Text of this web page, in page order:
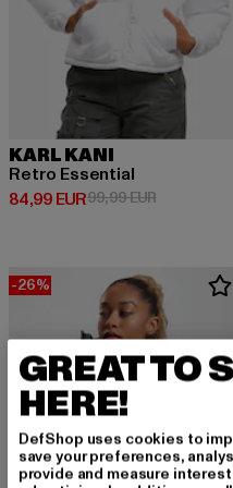
KARL KANI
Retro Essential
84,99 EUR
Derzeitiger Preis: 84,99 EUR
99,99 EUR
-26%
GREAT TO
HERE!
DefShop uses cookies to
save your preferences,
provide and measure